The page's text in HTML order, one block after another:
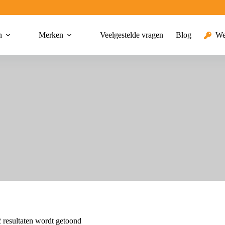
Merken Veelgestelde vragen Blog
resultaten wordt getoond